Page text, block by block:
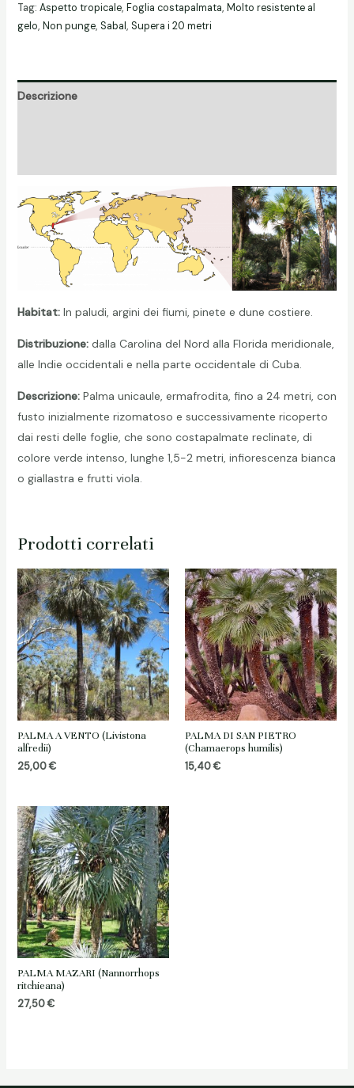
(Sabal
palmetto)
Tag: Aspetto tropicale, Foglia costapalmata, Molto resistente al
gelo, Non punge, Sabal, Supera i 20 metri
Descrizione
Habitat: In paludi, argini dei fiumi, pinete e dune costiere.
Distribuzione:dalla Carolina del Nord alla Florida meridionale,
alle Indie occidentali e nella parte occidentale di Cuba.
Descrizione: Palma unicaule, ermafrodita, fino a 24 metri, con
fusto inizialmente rizomatoso e successivamente ricoperto
dai resti delle foglie, che sono costapalmate reclinate, di
colore verde intenso, lunghe 1,5-2 metri, infiorescenza bianca
o giallastra e frutti viola.
Prodotti correlati
PALMA A VENTO (Livistona
alfredii)
25,00€
PALMA DI SAN PIETRO
(Chamaerops humilis)
15,40€
PALMA MAZARI (Nannorrhops
ritchieana)
27,50€